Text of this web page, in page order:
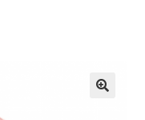
Rozwiń